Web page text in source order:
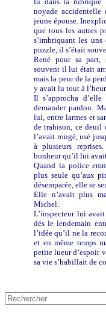
noyade accidentelle
jeune épouse.
que tous les autres
s’imbriquant les uns
puzzle, il s’était
René pour sa part,
souvent il lui était
mais la peur de la
y avait lu tout à
Il s’approcha
demander pardon.
lui, entre larmes et
de trahison, ce deuil
l’avait rongé, usé
à plusieurs
bonheur qu’il lui
Quand la police
plus seule qu’aux
désemparée, elle se
Elle n’avait plus
Michel.
L’inspecteur lui
dés le lendemain
l’idée qu’il ne la
et en même temps
petite lueur d’espoir
sa vie s’habillait de